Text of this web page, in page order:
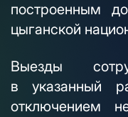
построенным
цыганской
Выезды
в указанный
отключением